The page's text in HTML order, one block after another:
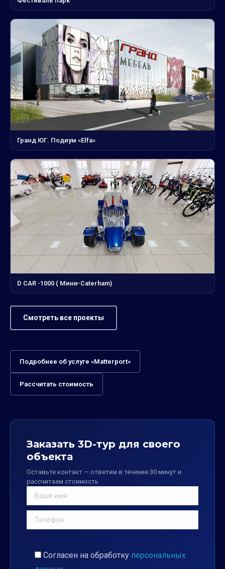
Гранд ЮГ. Подиум «Elfa»
D CAR -1000 ( Мини-Сaterham)
Смотреть все проекты
Подробнее об услуге «Matterport»
Рассчитать стоимость
Заказать 3D-тур для своего
объекта
Оставьте контакт — ответим в течение 30 минут и
рассчитаем стоимость
Согласен на обработку персональных